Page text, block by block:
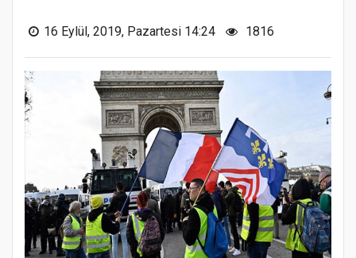
16 Eylül, 2019, Pazartesi 14:24 1816